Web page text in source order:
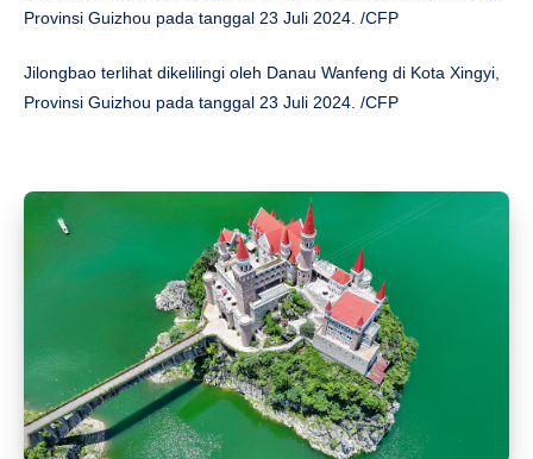
Provinsi Guizhou pada tanggal 23 Juli 2024. /CFP
Jilongbao terlihat dikelilingi oleh Danau Wanfeng di Kota Xingyi,
Provinsi Guizhou pada tanggal 23 Juli 2024. /CFP